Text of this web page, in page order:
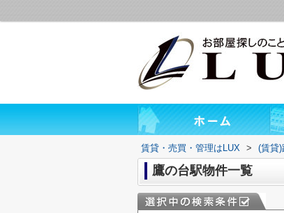
賃貸・売買・管理はLUX > (賃貸
鷹の台駅物件一覧